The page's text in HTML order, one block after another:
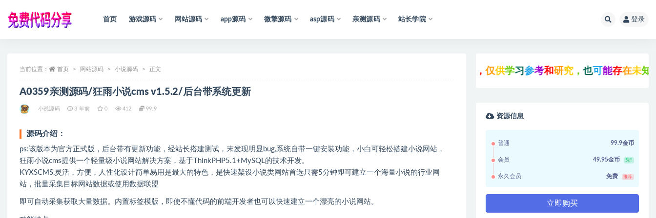
首页 游戏源码 网站源码 app源码 微擎源码 asp源码 亲测源码 站长学院 登录
当前位置： 首页 网站源码 小说源码 正文
A0359亲测源码/狂雨小说cms v1.5.2/后台带系统更新
小说源码 3 年前 0 412 99.9
源码介绍：
ps:该版本为官方正式版，后台带有更新功能，经站长搭建测试，末发现明显bug,系统自带一键安装功能，小白可轻松搭建小说网站，
狂雨小说cms提供一个轻量级小说网站解决方案，基于ThinkPHP5.1+MySQL的技术开发。
KYXSCMS,灵活，方便，人性化设计简单易用是最大的特色，是快速架设小说类网站首选只需5分钟即可建立一个海量小说的行业网
站，批量采集目标网站数据或使用数据联盟
即可自动采集获取大量数据。内置标签模版，即使不懂代码的前端开发者也可以快速建立一个漂亮的小说网站。
习参考和研究，也可能 存在未知的BUG与
资源信息
普通 99.9金币
会员 49.95金币 5折
永久会员 免费 推荐
立即购买